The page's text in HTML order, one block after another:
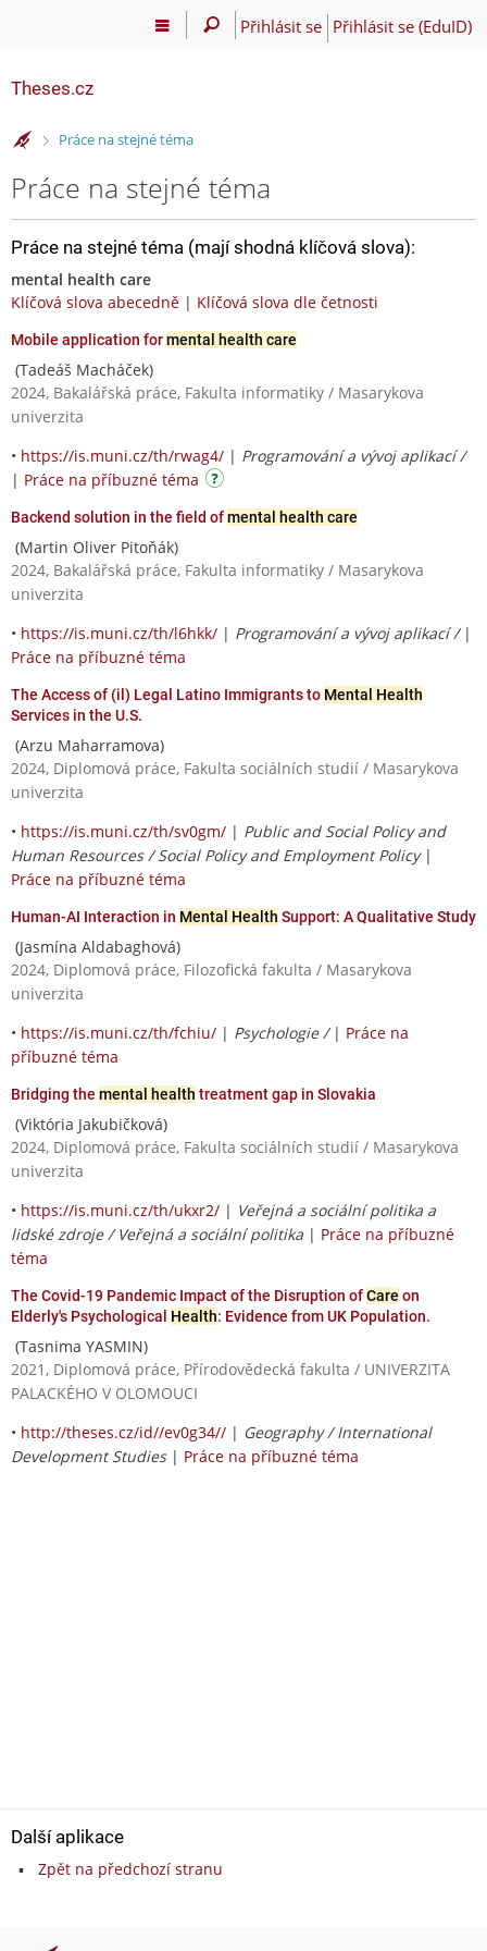
Přihlásit se Přihlásit se (EduID)
Theses.cz
>Práce na stejné téma
Práce na stejné téma
Práce na stejné téma (mají shodná klíčová slova):
mental health care
Klíčová slova abecedně | Klíčová slova dle četnosti
Mobile application formental health care
(Tadeáš Macháček)
2024, Bakalářská práce, Fakulta informatiky / Masarykova
univerzita
• https://is.muni.cz/th/rwag4/ | Programování a vývoj aplikací /
| Práce na příbuzné téma
Backend solution in the field ofmental health care
(Martin Oliver Pitoňák)
2024, Bakalářská práce, Fakulta informatiky / Masarykova
univerzita
• https://is.muni.cz/th/l6hkk/ | Programování a vývoj aplikací / |
Práce na příbuzné téma
The Access of (il) Legal Latino Immigrants to Mental Health
Services in the U.S.
(Arzu Maharramova)
2024, Diplomová práce, Fakulta sociálních studií / Masarykova
univerzita
• https://is.muni.cz/th/sv0gm/ | Public and Social Policy and
Human Resources / Social Policy and Employment Policy|
Práce na příbuzné téma
Human-AI Interaction in Mental Health Support: A Qualitative Study
(Jasmína Aldabaghová)
2024, Diplomová práce, Filozofická fakulta / Masarykova
univerzita
• https://is.muni.cz/th/fchiu/ | Psychologie / | Práce na
příbuzné téma
Bridging the mental health treatment gap in Slovakia
(Viktória Jakubičková)
2024, Diplomová práce, Fakulta sociálních studií / Masarykova
univerzita
• https://is.muni.cz/th/ukxr2/ | Veřejná a sociální politika a
lidské zdroje / Veřejná a sociální politika | Práce na příbuzné
téma
The Covid-19 Pandemic Impact of the Disruption ofCare on
Elderly's Psychological Health: Evidence from UK Population.
(Tasnima YASMIN)
2021, Diplomová práce, Přírodovědecká fakulta / UNIVERZITA
PALACKÉHO V OLOMOUCI
• http://theses.cz/id//ev0g34// | Geography / International
Development Studies| Práce na příbuzné téma
Další aplikace
Zpět na předchozí stranu